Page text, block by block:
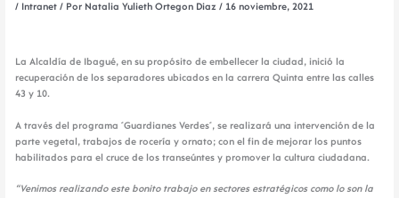
/ Intranet/ Por Natalia Yulieth Ortegon Diaz / 16 noviembre, 2021
La Alcaldía de Ibagué, en su propósito de embellecer la ciudad, inició la
recuperación de los separadores ubicados en la carrera Quinta entre las calles
43 y 10.
A través del programa ´Guardianes Verdes´, se realizará una intervención de la
parte vegetal, trabajos de rocería y ornato; con el fin de mejorar los puntos
habilitados para el cruce de los transeúntes y promover la cultura ciudadana.
“Venimos realizando este bonito trabajo en sectores estratégicos como lo son la